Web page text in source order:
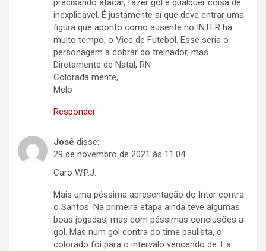
precisando atacar, fazer gol é qualquer coisa de
inexplicável. É justamente aí que deve entrar uma
figura que aponto como ausente no INTER há
muito tempo, o Vice de Futebol. Esse seria o
personagem a cobrar do treinador, mas…
Diretamente de Natal, RN
Colorada mente,
Melo
Responder
José disse:
29 de novembro de 2021 às 11:04
Caro W.P.J.
Mais uma péssima apresentação do Inter contra
o Santos. Na primeira etapa ainda teve algumas
boas jogadas, mas com péssimas conclusões a
gol. Mas num gol contra do time paulista, o
colorado foi para o intervalo vencendo de 1 a